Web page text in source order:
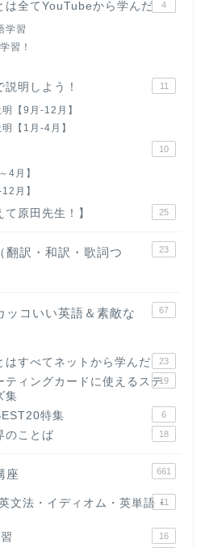
は全てYouTubeから学んだ 4
学習
習！
説明しよう！ 11
【9月-12月】
【1月-4月】
10
4月】
月】
原田先生！】 25
翻訳・和訳・歌詞つ
23
ッコいい英語＆素敵な
67
はすべてネットから学んだ 23
ティングカードに使えるステ
集
19
特集 6
のことば 18
座 661
文法・イディオム・英単語・
11
16